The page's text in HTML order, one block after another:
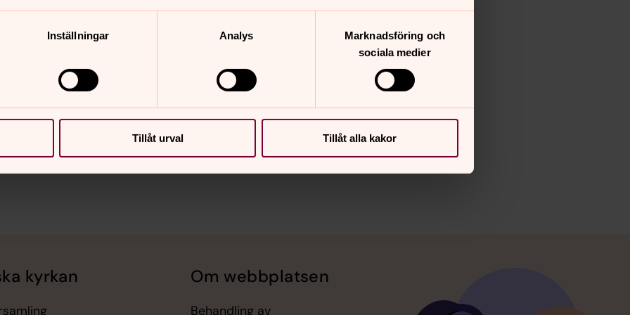
Inställningar Analys
Marknadsföring och
sociala medier
Tillåt urval Tillåt alla kakor
kyrkan Om webbplatsen
Behandling av